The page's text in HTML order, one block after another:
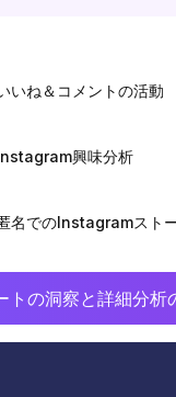
いね＆コメントの活動
興味分析
名でのInstagramスト
の洞察と詳細分析